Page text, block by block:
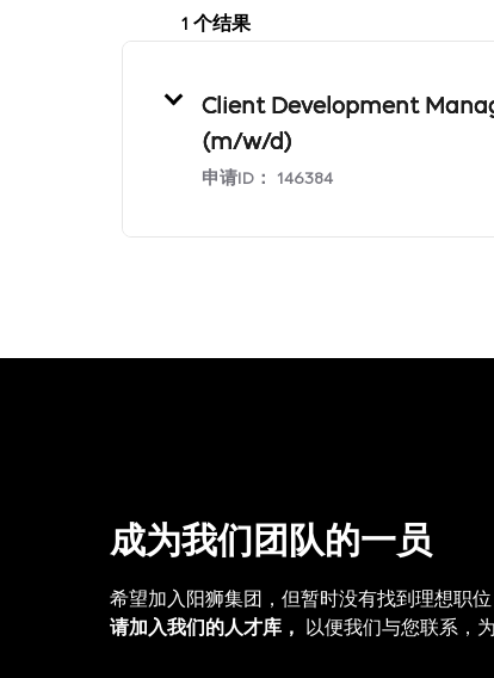
1 个结果
Client Development
(m/w/d)
申请ID： 146384
成为我们团队的一员
希望加入阳狮集团，但暂时没有找到理想职位
请加入我们的人才库，
以便我们与您联系，